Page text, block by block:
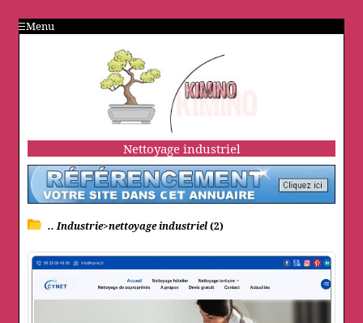
Menu
Nettoyage industriel
.. Industrie>nettoyage industriel(2)